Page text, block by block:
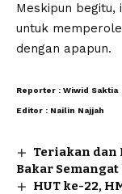
Meskipun begitu,
untuk
dengan apapun.
Reporter : Wiwid Saktia
Editor : Nailin Najjah
Teriakan dan
Bakar
HUT ke-22,